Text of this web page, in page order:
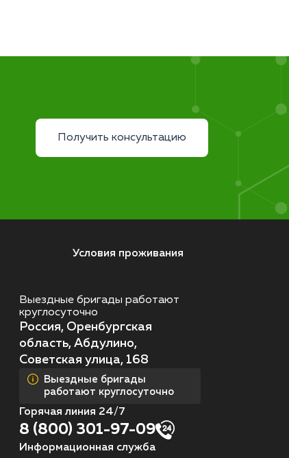
Получить консультацию
Условия проживания
Выездные бригады работают
круглосуточно
Россия, Оренбургская
область, Абдулино,
Советская улица, 168
Выездные бригады
работают круглосуточно
Горячая линия 24/7
8 (800) 301-97-09
Информационная служба